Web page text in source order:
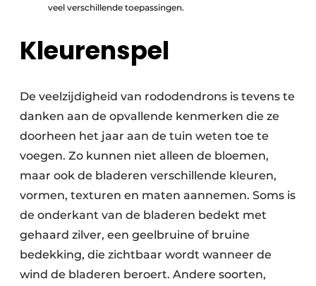
veel verschillende toepassingen.
Kleurenspel
De veelzijdigheid van rododendrons is tevens te
danken aan de opvallende kenmerken die ze
doorheen het jaar aan de tuin weten toe te
voegen. Zo kunnen niet alleen de bloemen,
maar ook de bladeren verschillende kleuren,
vormen, texturen en maten aannemen. Soms is
de onderkant van de bladeren bedekt met
gehaard zilver, een geelbruine of bruine
bedekking, die zichtbaar wordt wanneer de
wind de bladeren beroert. Andere soorten,